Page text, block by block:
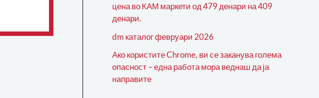
цена во КАМ маркети од 479 денари на 409
денари.
dm каталог февруари 2026
Ако користите Chrome, ви се заканува голема
опасност – една работа мора веднаш да ја
направите